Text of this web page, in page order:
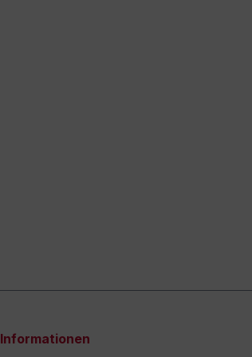
Informationen